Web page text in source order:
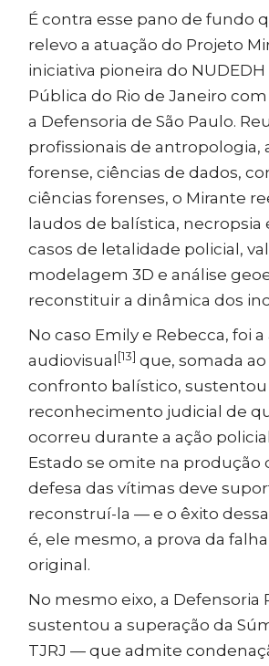
É contra esse pano de fundo
relevo a atuação do Projeto
iniciativa pioneira do
Pública do Rio de Janeiro com
a Defensoria de São Paulo.
profissionais de antropologia,
forense, ciências de dados,
ciências forenses, o Mirante
laudos de balística, necropsia
casos de letalidade policial,
modelagem 3D e análise
reconstituir a dinâmica dos
No caso Emily e Rebecca, foi a
audiovisual [13] que, somada ao
confronto balístico, sustentou
reconhecimento judicial de
ocorreu durante a ação
Estado se omite na produção
defesa das vítimas deve
reconstruí-la — e o êxito
é, ele mesmo, a prova da
original.
No mesmo eixo, a Defensoria
sustentou a superação da
TJRJ — que admite